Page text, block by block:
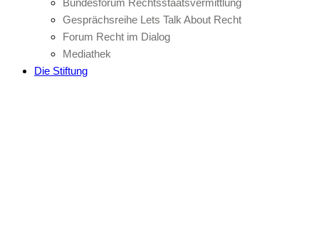
Gesprächsreihe Lets Talk About Recht
Forum Recht im Dialog
Mediathek
Die Stiftung